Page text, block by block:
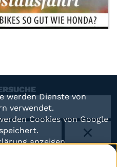
X
werden Dienste von
verwendet.
Cookies von Google
anzeigen.